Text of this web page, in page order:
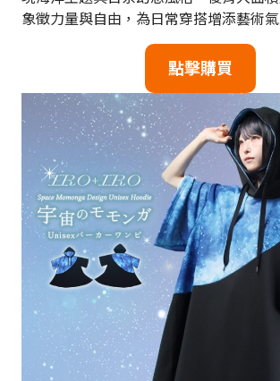
象徵力量與自由，為日常穿搭增添藝術氣
點擊購買